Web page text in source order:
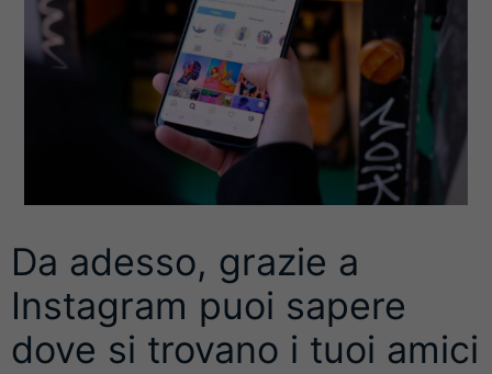
Da adesso, grazie a
Instagram puoi sapere
dove si trovano i tuoi amici